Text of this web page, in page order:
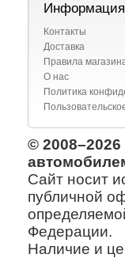
Информация
Контакты
Доставка
Правила
О нас
Политика
©
Сайт носит
публичной
Федерации.
Наличие и